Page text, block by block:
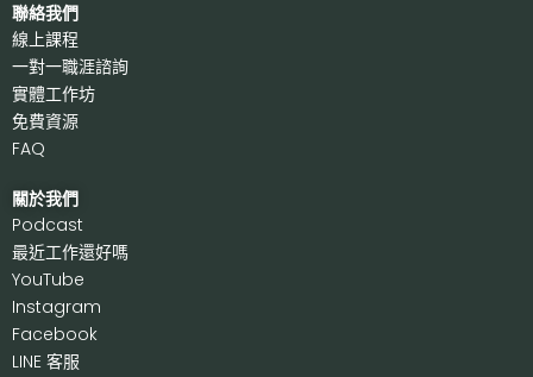
聯絡我們
線上課程
一對一職涯諮詢
實體工作坊
免費資源
FAQ
關於我們
Podcast
最近工作還好嗎
YouTube
Instagram
Facebook
LINE 客服